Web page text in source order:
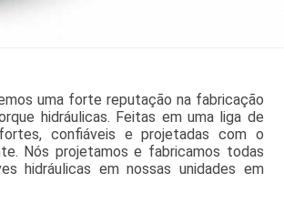
uma forte reputação na fabricação
hidráulicas. Feitas em uma liga de
confiáveis e projetadas com o
Nós projetamos e fabricamos todas
hidráulicas em nossas unidades em